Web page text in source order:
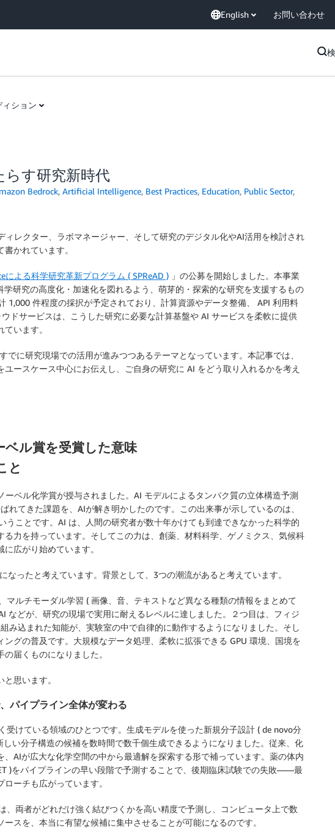
English お問い合わせ
ィション
らす研究新時代
Bedrock, Artificial Intelligence, Best Practices, Education, Public Sector,
レクター、ラボマネージャー、そして研究のデジタル化やAI活用を検討され
かれています。
による科学研究革新プログラム ( SPReAD ) 」の公募を開始しました。本事業
研究の高度化・加速化を図れるよう、萌芽的・探索的な研究を支援するもの
1,000 件程度の採択が予定されており、計算資源やデータ整備、 API 利用料
ドサービスは、こうした研究に必要な計算基盤や AI サービスを柔軟に提供
います。
でに研究現場での活用が進みつつあるテーマとなっています。本記事では、
ースケース中心にお伝えし、ご自身の研究に AI をどう取り入れるかを考え
ベル賞を受賞した意味
と
ベル化学賞が授与されました。AI モデルによるタンパク質の立体構造予測
れてきた課題を、AIが解き明かしたのです。この出来事が示しているのは、
うことです。AI は、人間の研究者が数十年かけても到達できなかった科学的
力を持っています。そしてこの力は、創薬、材料科学、ゲノミクス、気候科
広がり始めています。
なったと考えています。背景として、3つの潮流があると考えています。
マルチモーダル学習 ( 画像、音、テキストなど異なる種類の情報をまとめて
などが、研究の現場で実用に耐えるレベルに達しました。２つ目は、フィジ
み込まれた知能が、実験室の中で自律的に動作するようになりました。そし
グの普及です。大規模なデータ処理、柔軟に拡張できる GPU 環境、国境を
届くものになりました。
思います。
パイプライン全体が変わる
受けている領域のひとつです。生成モデルを使った新規分子設計 ( de novo分
い分子構造の候補を数時間で数千個生成できるようになりました。従来、化
AIが広大な化学空間の中から最適解を探索する形で補っています。薬の体内
)をパイプラインの早い段階で予測することで、後期臨床試験での失敗——最
ーチも広がっています。
、両者がどれだけ強く結びつくかを高い精度で予測し、コンピュータ上で数
スを、本当に有望な候補に集中させることが可能になるのです。